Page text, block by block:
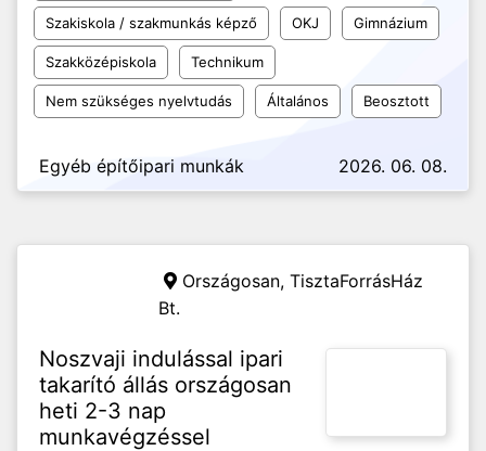
Szakiskola / szakmunkás képző OKJ Gimnázium
Szakközépiskola Technikum
Nem szükséges nyelvtudás Általános Beosztott
Egyéb építőipari munkák 2026. 06. 08.
Országosan, TisztaForrásHáz
Bt.
Noszvaji indulással ipari
takarító állás országosan
heti 2-3 nap
munkavégzéssel